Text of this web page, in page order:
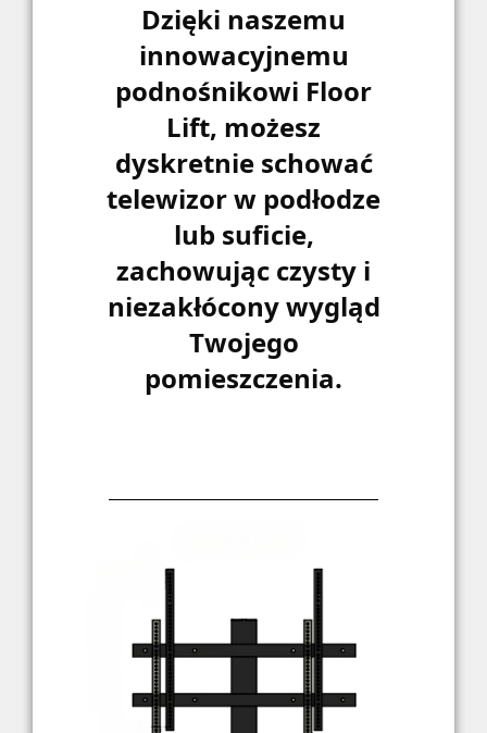
Dzięki naszemu
innowacyjnemu
podnośnikowi Floor
Lift, możesz
dyskretnie schować
telewizor w podłodze
lub suficie,
zachowując czysty i
niezakłócony wygląd
Twojego
pomieszczenia.